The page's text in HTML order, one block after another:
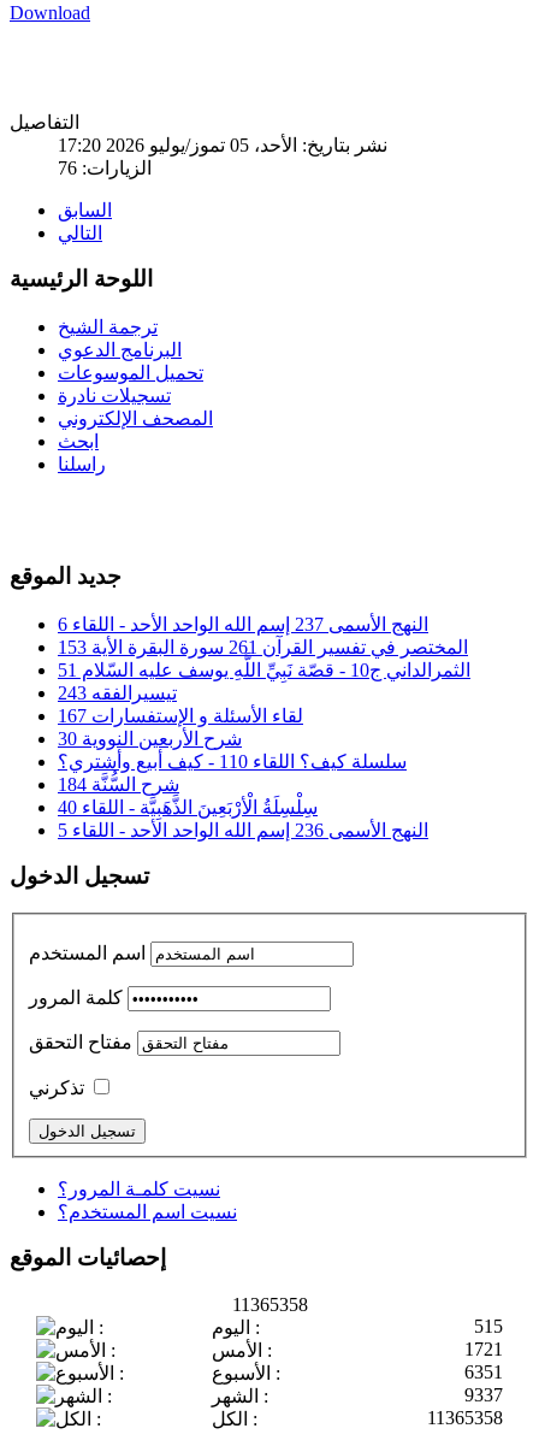
Download
التفاصيل
نشر بتاريخ: الأحد، 05 تموز/يوليو 2026 17:20
الزيارات: 76
السابق
التالي
اللوحة الرئيسية
ترجمة الشيخ
البرنامج الدعوي
تحميل الموسوعات
تسجيلات نادرة
المصحف الإلكتروني
ابحث
راسلنا
جديد الموقع
النهج الأسمى 237 إسم الله الواحد الأحد - اللقاء 6
المختصر في تفسير القرآن 261 سورة البقرة الأية 153
الثمرالداني ج10 - قصّة نَبِيِّ اللَّهِ يوسف عليه السّلام 51
تيسيرالفقه 243
لقاء الأسئلة و الإستفسارات 167
شرح الأربعين النووية 30
سلسلة كيف؟ اللقاء 110 - كيف أبيع وأشتري؟
شرح السُّنَّة 184
سِلْسِلَةُ الْأرْبَعِينَ الذَّهَبِيَّة - اللقاء 40
النهج الأسمى 236 إسم الله الواحد الأحد - اللقاء 5
تسجيل الدخول
اسم المستخدم
كلمة المرور
مفتاح التحقق
تذكرني
نسيت كلمـة المرور؟
نسيت اسم المستخدم؟
إحصائيات الموقع
11365358
اليوم :
515
الأمس :
1721
الأسبوع :
6351
الشهر :
9337
الكل :
11365358